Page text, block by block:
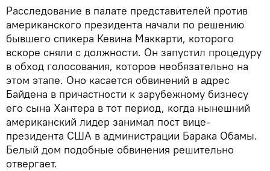
Расследование в палате представителей против
американского президента начали по решению
бывшего спикера Кевина Маккарти, которого
вскоре сняли с должности. Он запустил процедуру
в обход голосования, которое необязательно на
этом этапе. Оно касается обвинений в адрес
Байдена в причастности к зарубежному бизнесу
его сына Хантера в тот период, когда нынешний
американский лидер занимал пост вице-
президента США в администрации Барака Обамы.
Белый дом подобные обвинения решительно
отвергает.